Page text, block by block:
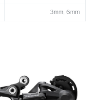
3mm, 6mm